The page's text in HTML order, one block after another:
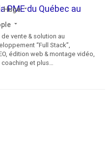
Huge arrow_drop_down
arrow_drop_down
PME du Québec au
vente & solution au
“Full Stack”,
édition web & montage vidéo,
et plus…